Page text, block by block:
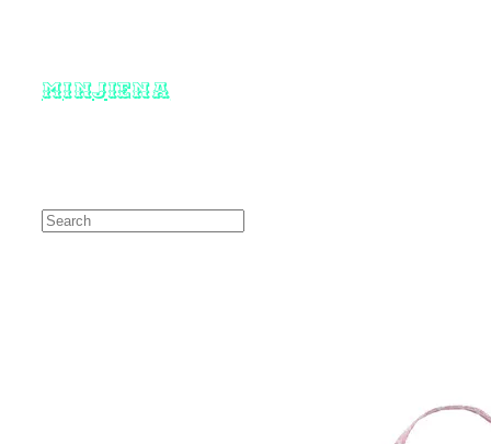
minjiena